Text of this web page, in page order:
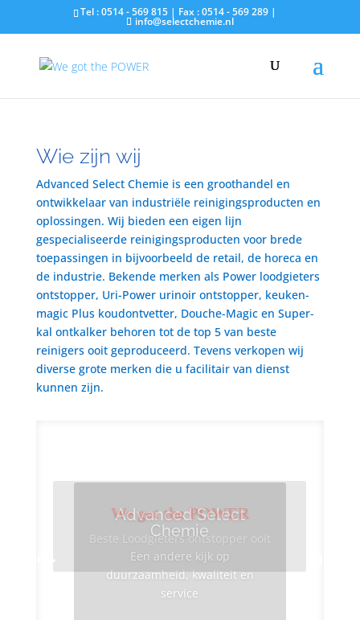
Tel : 0514 - 569 815 | Fax : 0514 - 569 289 |
info@selectchemie.nl
Wie zijn wij
Advanced Select Chemie is een groothandel en
ontwikkelaar van industriële reinigingsproducten en
oplossingen. Wij bieden een eigen lijn
gespecialiseerde reinigingsproducten voor brede
toepassingen in bijvoorbeeld de retail, de horeca en
de industrie. Bekende merken als Power loodgieters
ontstopper, Uri-Power urinoir ontstopper, keuken-
magic Plus koudontvetter, Douche-Magic en Super-
kal ontkalker behoren tot de top 5 van beste
reinigers ooit geproduceerd. Tevens verkopen wij
diverse grote merken die u facilitair van dienst
kunnen zijn.
Advanced Select
Chemie
Een andere kijk op
duurzaamheid, kwaliteit en
service
We got the POWER
Beste Loodgieters ontstopper ooit